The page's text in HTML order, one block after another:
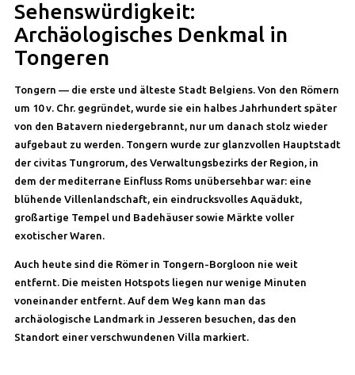
Sehenswürdigkeit:
Archäologisches Denkmal in
Tongeren
Tongern — die erste und älteste Stadt Belgiens. Von den Römern
um 10 v. Chr. gegründet, wurde sie ein halbes Jahrhundert später
von den Batavern niedergebrannt, nur um danach stolz wieder
aufgebaut zu werden. Tongern wurde zur glanzvollen Hauptstadt
der civitas Tungrorum, des Verwaltungsbezirks der Region, in
dem der mediterrane Einfluss Roms unübersehbar war: eine
blühende Villenlandschaft, ein eindrucksvolles Aquädukt,
großartige Tempel und Badehäuser sowie Märkte voller
exotischer Waren.
Auch heute sind die Römer in Tongern-Borgloon nie weit
entfernt. Die meisten Hotspots liegen nur wenige Minuten
voneinander entfernt. Auf dem Weg kann man das
archäologische Landmark in Jesseren besuchen, das den
Standort einer verschwundenen Villa markiert.